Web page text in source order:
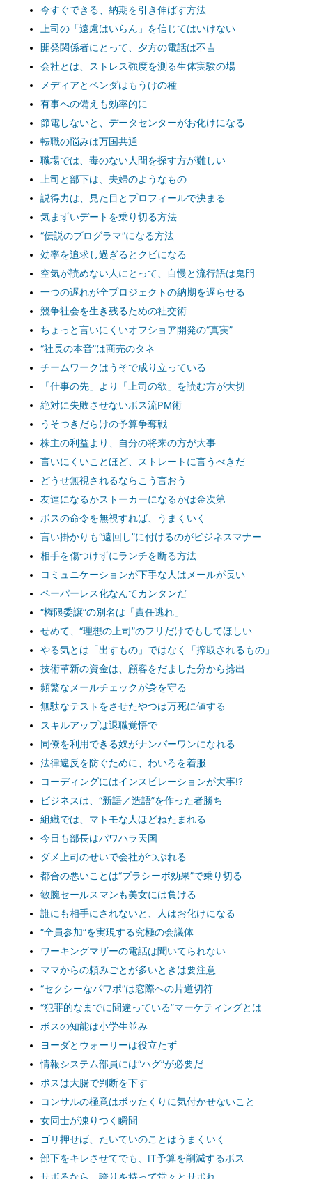
今すぐできる、納期を引き伸ばす方法
上司の「遠慮はいらん」を信じてはいけない
開発関係者にとって、夕方の電話は不吉
会社とは、ストレス強度を測る生体実験の場
メディアとベンダはもうけの種
有事への備えも効率的に
節電しないと、データセンターがお化けになる
転職の悩みは万国共通
職場では、毒のない人間を探す方が難しい
上司と部下は、夫婦のようなもの
説得力は、見た目とプロフィールで決まる
気まずいデートを乗り切る方法
“伝説のプログラマ”になる方法
効率を追求し過ぎるとクビになる
空気が読めない人にとって、自慢と流行語は鬼門
一つの遅れが全プロジェクトの納期を遅らせる
競争社会を生き残るための社交術
ちょっと言いにくいオフショア開発の“真実”
“社長の本音”は商売のタネ
チームワークはうそで成り立っている
「仕事の先」より「上司の欲」を読む方が大切
絶対に失敗させないボス流PM術
うそつきだらけの予算争奪戦
株主の利益より、自分の将来の方が大事
言いにくいことほど、ストレートに言うべきだ
どうせ無視されるならこう言おう
友達になるかストーカーになるかは金次第
ボスの命令を無視すれば、うまくいく
言い掛かりも“遠回し”に付けるのがビジネスマナー
相手を傷つけずにランチを断る方法
コミュニケーションが下手な人はメールが長い
ペーパーレス化なんてカンタンだ
“権限委譲”の別名は「責任逃れ」
せめて、“理想の上司”のフリだけでもしてほしい
やる気とは「出すもの」ではなく「搾取されるもの」
技術革新の資金は、顧客をだました分から捻出
頻繁なメールチェックが身を守る
無駄なテストをさせたやつは万死に値する
スキルアップは退職覚悟で
同僚を利用できる奴がナンバーワンになれる
法律違反を防ぐために、わいろを着服
コーディングにはインスピレーションが大事!?
ビジネスは、“新語／造語”を作った者勝ち
組織では、マトモな人ほどねたまれる
今日も部長はパワハラ天国
ダメ上司のせいで会社がつぶれる
都合の悪いことは“プラシーボ効果”で乗り切る
敏腕セールスマンも美女には負ける
誰にも相手にされないと、人はお化けになる
“全員参加”を実現する究極の会議体
ワーキングマザーの電話は聞いてられない
ママからの頼みごとが多いときは要注意
“セクシーなパワポ”は窓際への片道切符
“犯罪的なまでに間違っている”マーケティングとは
ボスの知能は小学生並み
ヨーダとウォーリーは役立たず
情報システム部員には“ハグ”が必要だ
ボスは大腸で判断を下す
コンサルの極意はボッたくりに気付かせないこと
女同士が凍りつく瞬間
ゴリ押せば、たいていのことはうまくいく
部下をキレさせてでも、IT予算を削減するボス